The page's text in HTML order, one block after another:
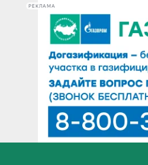
РЕКЛАМА